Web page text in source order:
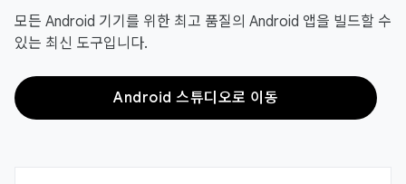
모든 Android 기기를 위한 최고 품질의 Android 앱을 빌드할 수
있는 최신 도구입니다.
Android 스튜디오로 이동